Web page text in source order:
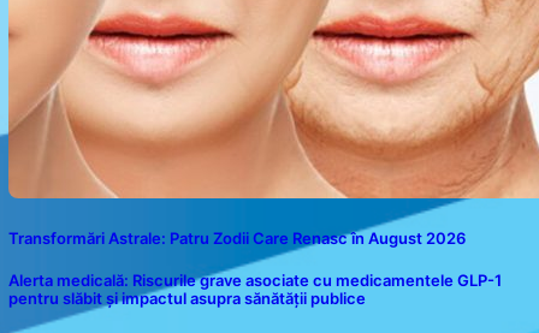
Transformări Astrale: Patru Zodii Care Renasc în August 2026
Alerta medicală: Riscurile grave asociate cu medicamentele GLP-1
pentru slăbit și impactul asupra sănătății publice